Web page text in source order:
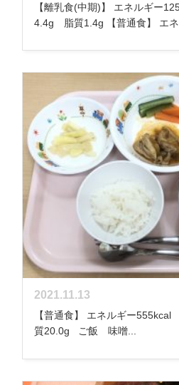
【離乳食(中期)】 エネルギー
4.4g 脂質1.4g 【普通食】 エネ
2021.11.13
【普通食】 エネルギー
質20.0g ご飯 味噌...